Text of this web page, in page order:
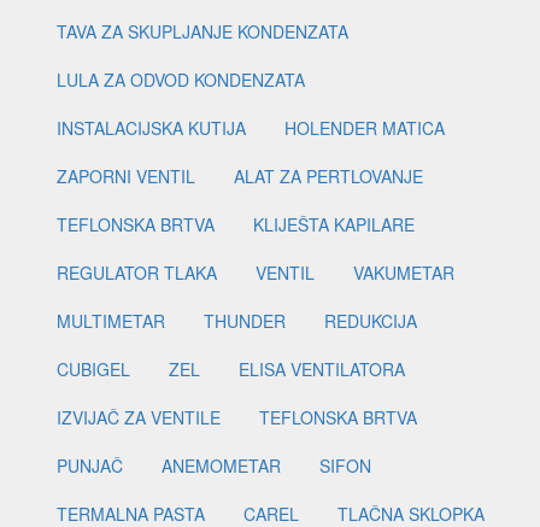
TAVA ZA SKUPLJANJE KONDENZATA
LULA ZA ODVOD KONDENZATA
INSTALACIJSKA KUTIJA
HOLENDER MATICA
ZAPORNI VENTIL
ALAT ZA PERTLOVANJE
TEFLONSKA BRTVA
KLIJEŠTA KAPILARE
REGULATOR TLAKA
VENTIL
VAKUMETAR
MULTIMETAR
THUNDER
REDUKCIJA
CUBIGEL
ZEL
ELISA VENTILATORA
IZVIJAČ ZA VENTILE
TEFLONSKA BRTVA
PUNJAČ
ANEMOMETAR
SIFON
TERMALNA PASTA
CAREL
TLAČNA SKLOPKA